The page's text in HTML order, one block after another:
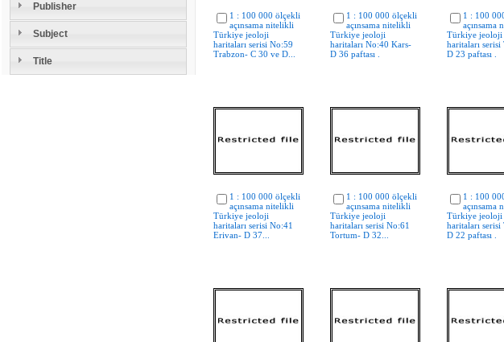
Publisher
Subject
Title
1 : 100 000 ölçekli
açınsama nitelikli
Türkiye jeoloji
haritaları serisi No:59
Trabzon- C 30 ve D...
1 : 100 000 ölçekli
açınsama nitelikli
Türkiye jeoloji
haritaları No:40 Kars-
D 36 paftası .
1 : 100
açınsama
Türkiye jeoloji
haritaları serisi
D 23 paftası .
1 : 100 000 ölçekli
açınsama nitelikli
Türkiye jeoloji
haritaları serisi No:41
Erivan- D 37...
1 : 100 000 ölçekli
açınsama nitelikli
Türkiye jeoloji
haritaları serisi No:61
Tortum- D 32...
1 : 100
açınsama
Türkiye jeoloji
haritaları serisi
D 22 paftası .